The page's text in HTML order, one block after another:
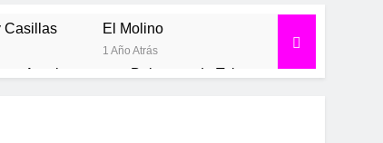
Casillas El Molino
1 Año Atrás
Aranjuez Belmonte de Tajo